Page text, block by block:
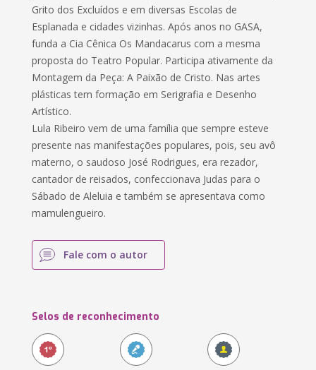
Grito dos Excluídos e em diversas Escolas de
Esplanada e cidades vizinhas. Após anos no GASA,
funda a Cia Cênica Os Mandacarus com a mesma
proposta do Teatro Popular. Participa ativamente da
Montagem da Peça: A Paixão de Cristo. Nas artes
plásticas tem formação em Serigrafia e Desenho
Artístico.
Lula Ribeiro vem de uma família que sempre esteve
presente nas manifestações populares, pois, seu avô
materno, o saudoso José Rodrigues, era rezador,
cantador de reisados, confeccionava Judas para o
Sábado de Aleluia e também se apresentava como
mamulengueiro.
Fale com o autor
Selos de reconhecimento